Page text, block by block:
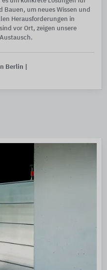
Bauen, um neues Wissen und
Herausforderungen in
vor Ort, zeigen unsere
Berlin